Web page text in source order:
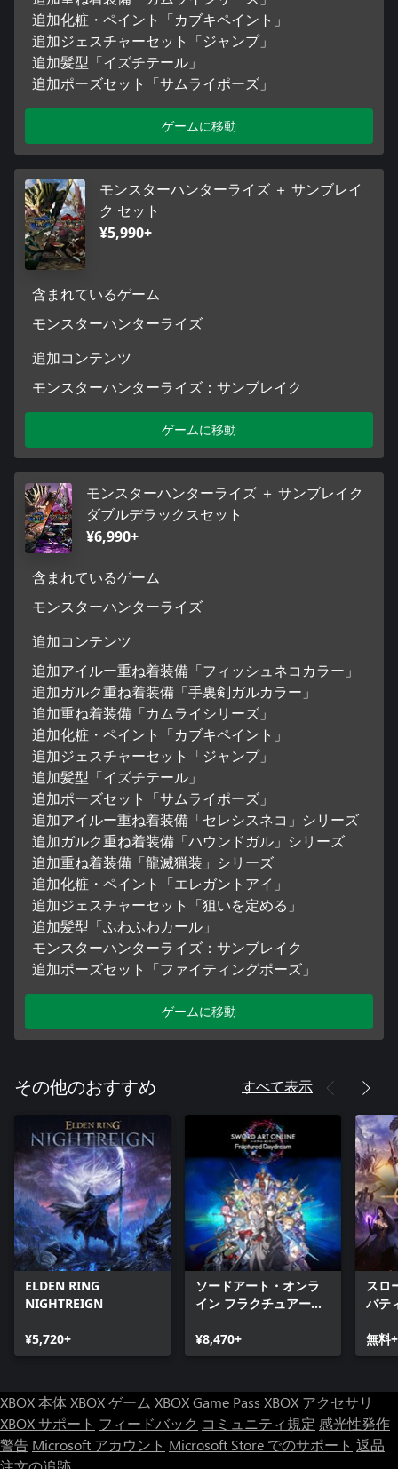
追加化粧・ペイント「カブキペイント」
追加ジェスチャーセット「ジャンプ」
追加髪型「イズチテール」
追加ポーズセット「サムライポーズ」
ゲームに移動
モンスターハンターライズ ＋ サンブレイ
ク セット
¥5,990+
含まれているゲーム
モンスターハンターライズ
追加コンテンツ
モンスターハンターライズ：サンブレイク
ゲームに移動
モンスターハンターライズ ＋ サンブレイク
ダブルデラックスセット
¥6,990+
含まれているゲーム
モンスターハンターライズ
追加コンテンツ
追加アイルー重ね着装備「フィッシュネコカラー」
追加ガルク重ね着装備「手裏剣ガルカラー」
追加重ね着装備「カムライシリーズ」
追加化粧・ペイント「カブキペイント」
追加ジェスチャーセット「ジャンプ」
追加髪型「イズチテール」
追加ポーズセット「サムライポーズ」
追加アイルー重ね着装備「セレシスネコ」シリーズ
追加ガルク重ね着装備「ハウンドガル」シリーズ
追加重ね着装備「龍滅猟装」シリーズ
追加化粧・ペイント「エレガントアイ」
追加ジェスチャーセット「狙いを定める」
追加髪型「ふわふわカール」
モンスターハンターライズ：サンブレイク
追加ポーズセット「ファイティングポーズ」
ゲームに移動
その他のおすすめ すべて表示
ELDEN RING
NIGHTREIGN
¥5,720+
ソードアート・オンラ
イン フラクチュアード
¥8,470+
スロ
バテ
無料+
XBOX 本体XBOX ゲーム XBOX Game Pass XBOX アクセサリ
XBOX サポート フィードバック コミュニティ規定 感光性発作
警告 Microsoft アカウント Microsoft Store でのサポート 返品